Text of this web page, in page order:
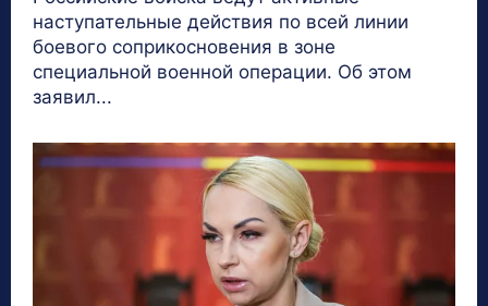
наступательные действия по всей линии
боевого соприкосновения в зоне
специальной военной операции. Об этом
заявил...